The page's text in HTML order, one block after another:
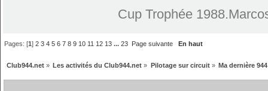
Cup Trophée
Pages: [1]2 3 4 5 6 7 8 9 10 11 12 13 ...23 Page suivante En haut
Club944.net» Les activités du Club944.net » Pilotage sur circuit» Ma dernière